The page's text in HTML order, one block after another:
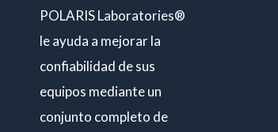
POLARIS Laboratories®
le ayuda a mejorar la
confiabilidad de sus
equipos mediante un
conjunto completo de